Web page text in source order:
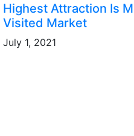
Highest Attraction Is
Visited Market
July 1, 2021